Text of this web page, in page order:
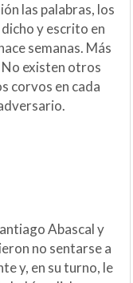
las palabras, los
y escrito en
semanas. Más
No existen otros
corvos en cada
Abascal y
no sentarse a
y, en su turno, le